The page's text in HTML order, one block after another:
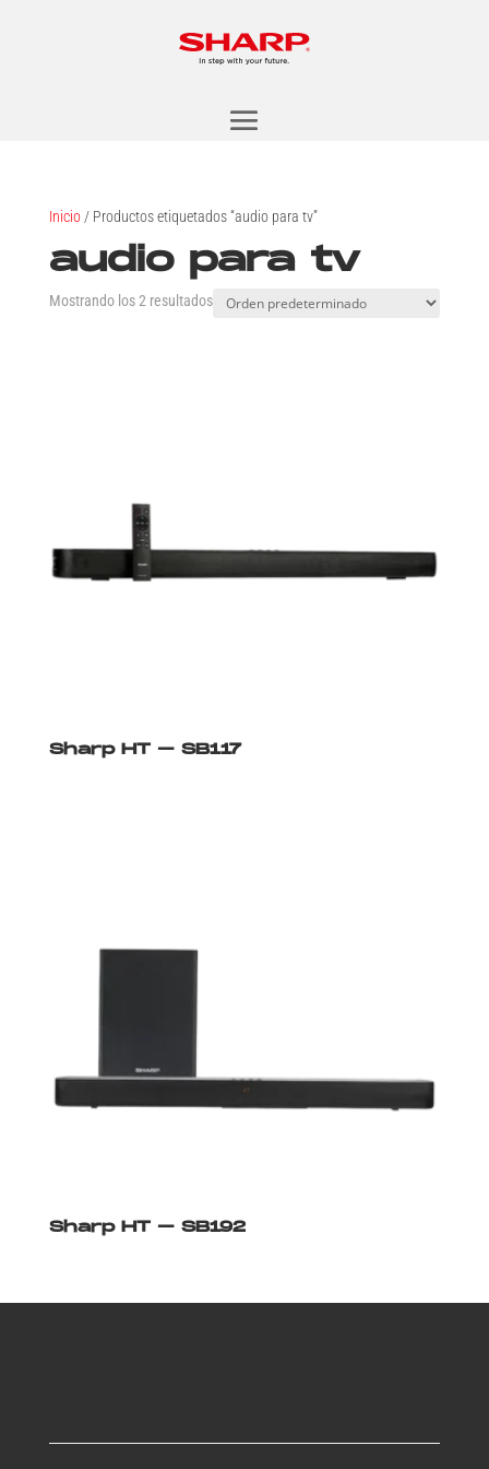
Inicio/ Productos etiquetados “audio para tv”
audio para tv
Mostrando los 2 resultados
Sharp HT – SB117
Sharp HT – SB192